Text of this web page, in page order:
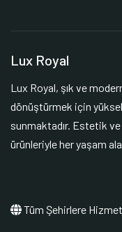
Lux Royal
Lux Royal, şık ve
dönüştürmek için
sunmaktadır. Estetik
ürünleriyle her yaşam
Tüm Şehirlere